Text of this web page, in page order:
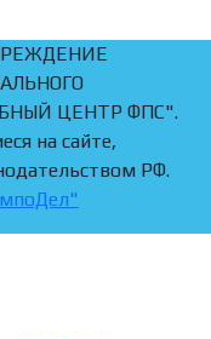
ЦЕНТР ФПС".
на сайте,
РФ.